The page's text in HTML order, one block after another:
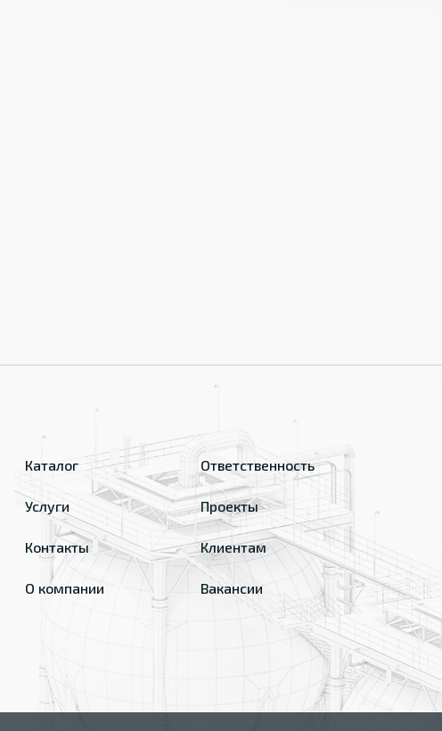
Каталог
Услуги
Контакты
О компании
Ответственность
Проекты
Клиентам
Вакансии